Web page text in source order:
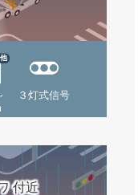
他
３灯式信号
付近